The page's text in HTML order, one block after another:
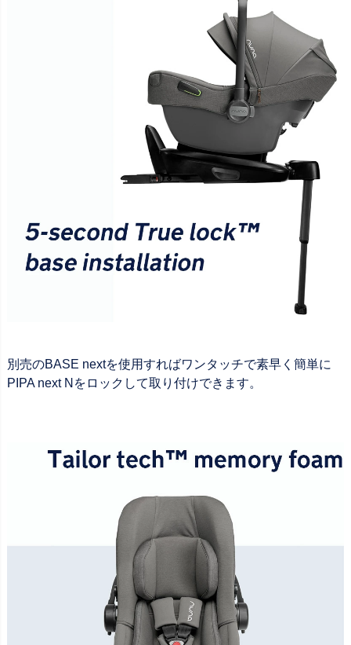
別売のBASE nextを使用すればワンタッチで素早く簡単に
PIPA next Nをロックして取り付けできます。